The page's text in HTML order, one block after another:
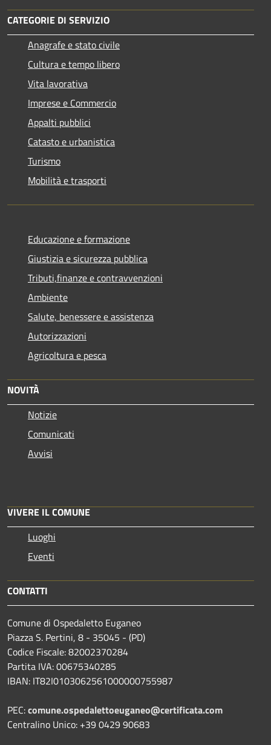
CATEGORIE DI SERVIZIO
Anagrafe e stato civile
Cultura e tempo libero
Vita lavorativa
Imprese e Commercio
Appalti pubblici
Catasto e urbanistica
Turismo
Mobilità e trasporti
Educazione e formazione
Giustizia e sicurezza pubblica
Tributi,finanze e contravvenzioni
Ambiente
Salute, benessere e assistenza
Autorizzazioni
Agricoltura e pesca
NOVITÀ
Notizie
Comunicati
Avvisi
VIVERE IL COMUNE
Luoghi
Eventi
CONTATTI
Comune di Ospedaletto Euganeo
Piazza S. Pertini, 8 - 35045 - (PD)
Codice Fiscale: 82002370284
Partita IVA: 00675340285
IBAN: IT82I0103062561000000755987
PEC:comune.ospedalettoeuganeo@certificata.com
Centralino Unico: +39 0429 90683